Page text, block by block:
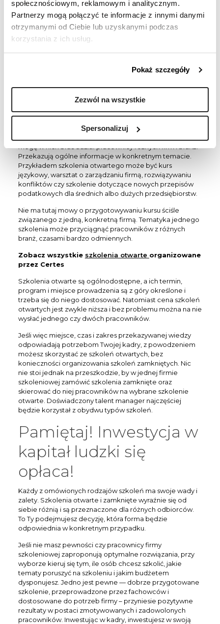
społecznościowym, reklamowym i analitycznym.
Partnerzy mogą połączyć te informacje z innymi danymi
otrzymanymi od Ciebie lub uzyskanymi podczas
korzystania z ich usług.
Pokaż szczegóły
Zezwól na wszystkie
Spersonalizuj
pracowników, może zmotywować wycofane jednostki do
aktywnego uczestnictwa w kursie.
Kurs zamknięty od otwartego różni się też ceną.
Zamknięty kurs przeważnie wiąże się z wyższymi
Kiedy ma objąć jednego lub dwóch podwładnych, może
Zalety szkoleń
otwartych
mogą w nich brać udział pracownicy różnych firm i branż.
Przekazują ogólne informacje w konkretnym temacie.
Przykładem szkolenia otwartego może być kurs
językowy, warsztat o zarządzaniu firmą, rozwiązywaniu
konfliktów czy szkolenie dotyczące nowych przepisów
podatkowych dla średnich albo dużych przedsiębiorstw.
Nie ma tutaj mowy o przygotowywaniu kursu ściśle
związanego z jedną, konkretną firmą. Tematyka jednego
szkolenia może przyciągnąć pracowników z różnych
branż, czasami bardzo odmiennych.
Zobacz wszystkie szkolenia otwarte organizowane
przez Certes
Szkolenia otwarte są ogólnodostępne, a ich termin,
program i miejsce prowadzenia są z góry określone i
trzeba się do niego dostosować. Natomiast cena szkoleń
otwartych jest zwykle niższa i bez problemu można na nie
wysłać jednego czy dwóch pracowników.
Jeśli więc miejsce, czas i zakres przekazywanej wiedzy
odpowiadają potrzebom Twojej kadry, z powodzeniem
możesz skorzystać ze szkoleń otwartych, bez
konieczności organizowania szkoleń zamkniętych. Nic
nie stoi jednak na przeszkodzie, by w jednej firmie
szkoleniowej zamówić szkolenia zamknięte oraz
skierować do niej pracowników na wybrane szkolenie
otwarte. Doświadczony talent manager najczęściej
będzie korzystał z obydwu typów szkoleń.
Pamiętaj! Inwestycja w
kapitał ludzki się
opłaca!
Każdy z omówionych rodzajów szkoleń ma swoje wady i
zalety. Szkolenia otwarte i zamknięte wyraźnie się od
siebie różnią i są przeznaczone dla różnych odbiorców.
To Ty podejmujesz decyzję, która forma będzie
odpowiednia w konkretnym przypadku.
Jeśli nie masz pewności czy pracownicy firmy
szkoleniowej zaproponują optymalne rozwiązania, przy
wyborze kieruj się tym, ile osób chcesz szkolić, jakie
tematy poruszyć na szkoleniu i jakim budżetem
dysponujesz. Jedno jest pewne — dobrze przygotowane
szkolenie, przeprowadzone przez fachowców i
dostosowane do potrzeb firmy – przyniesie pozytywne
rezultaty w postaci zmotywowanych i zadowolonych
pracowników. Inwestując w kadry, inwestujesz w swoją